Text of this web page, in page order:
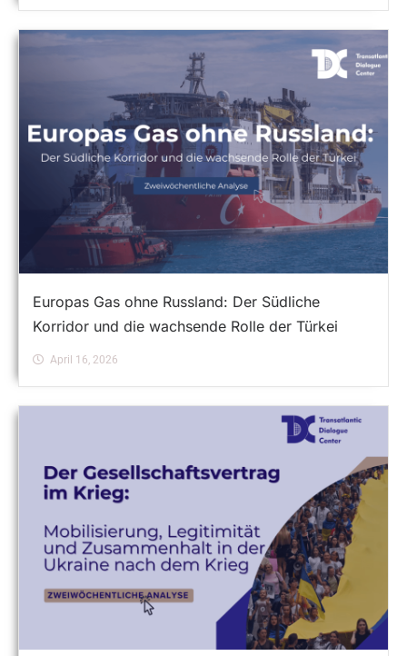
Europas Gas ohne Russland: Der Südliche
Korridor und die wachsende Rolle der Türkei
April 16, 2026